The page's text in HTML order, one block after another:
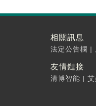
相關訊息
法定公告欄 |
友情鏈接
清博智能 |